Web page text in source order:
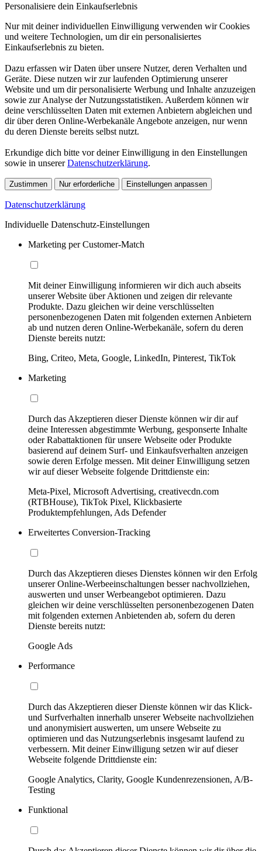
Personalisiere dein Einkaufserlebnis
Nur mit deiner individuellen Einwilligung verwenden wir Cookies
und weitere Technologien, um dir ein personalisiertes
Einkaufserlebnis zu bieten.
Dazu erfassen wir Daten über unsere Nutzer, deren Verhalten und
Geräte. Diese nutzen wir zur laufenden Optimierung unserer
Website und um dir personalisierte Werbung und Inhalte anzuzeigen
sowie zur Analyse der Nutzungsstatistiken. Außerdem können wir
deine verschlüsselten Daten mit externen Anbietern abgleichen und
dir über deren Online-Werbekanäle Angebote anzeigen, nur wenn
du deren Dienste bereits selbst nutzt.
Erkundige dich bitte vor deiner Einwilligung in den Einstellungen
sowie in unsererDatenschutzerklärung.
Zustimmen Nur erforderliche Einstellungen anpassen
Datenschutzerklärung
Individuelle Datenschutz-Einstellungen
Marketing per Customer-Match
Mit deiner Einwilligung informieren wir dich auch abseits
unserer Website über Aktionen und zeigen dir relevante
Produkte. Dazu gleichen wir deine verschlüsselten
personenbezogenen Daten mit folgenden externen Anbietern
ab und nutzen deren Online-Werbekanäle, sofern du deren
Dienste bereits nutzt:
Bing, Criteo, Meta, Google, LinkedIn, Pinterest, TikTok
Marketing
Durch das Akzeptieren dieser Dienste können wir dir auf
deine Interessen abgestimmte Werbung, gesponserte Inhalte
oder Rabattaktionen für unsere Webseite oder Produkte
basierend auf deinem Surf- und Einkaufsverhalten anzeigen
sowie deren Erfolge messen. Mit deiner Einwilligung setzen
wir auf dieser Webseite folgende Drittdienste ein:
Meta-Pixel, Microsoft Advertising, creativecdn.com
(RTBHouse), TikTok Pixel, Klickbasierte
Produktempfehlungen, Ads Defender
Erweitertes Conversion-Tracking
Durch das Akzeptieren dieses Dienstes können wir den Erfolg
unserer Online-Werbeeinschaltungen besser nachvollziehen,
auswerten und unser Werbeangebot optimieren. Dazu
gleichen wir deine verschlüsselten personenbezogenen Daten
mit folgenden externen Anbietenden ab, sofern du deren
Dienste bereits nutzt:
Google Ads
Performance
Durch das Akzeptieren dieser Dienste können wir das Klick-
und Surfverhalten innerhalb unserer Webseite nachvollziehen
und anonymisiert auswerten, um unsere Webseite zu
optimieren und das Nutzungserlebnis insgesamt laufend zu
verbessern. Mit deiner Einwilligung setzen wir auf dieser
Webseite folgende Drittdienste ein:
Google Analytics, Clarity, Google Kundenrezensionen, A/B-
Testing
Funktional